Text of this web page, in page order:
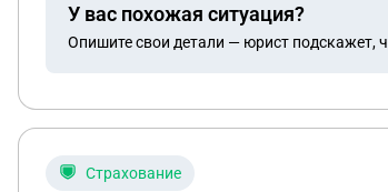
У вас похожая ситуация?
Опишите свои детали — юрист подскажет,
Страхование